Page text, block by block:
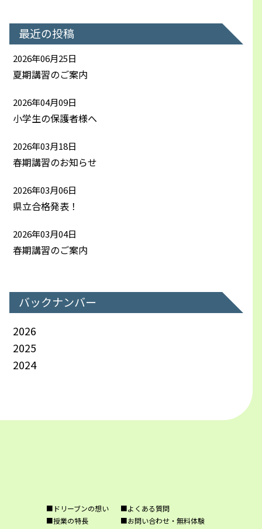
最近の投稿
2026年06月25日
夏期講習のご案内
2026年04月09日
小学生の保護者様へ
2026年03月18日
春期講習のお知らせ
2026年03月06日
県立合格発表！
2026年03月04日
春期講習のご案内
バックナンバー
2026
2025
2024
■ドリーブンの想い
■授業の特長
■よくある質問
■お問い合わせ・無料体験